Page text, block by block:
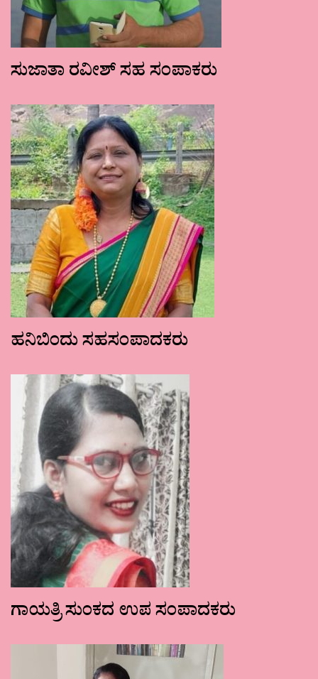
ಸುಜಾತಾ ರವೀಶ್ ಸಹ ಸಂಪಾಕರು
ಹನಿಬಿಂದು ಸಹಸಂಪಾದಕರು
ಗಾಯತ್ರಿ ಸುಂಕದ ಉಪ ಸಂಪಾದಕರು